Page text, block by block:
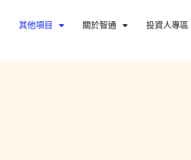
其他項目 關於智通 投資人專區